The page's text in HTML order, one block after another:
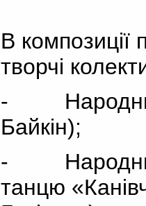
В композиції
творчі
-
Байкін);
-
танцю